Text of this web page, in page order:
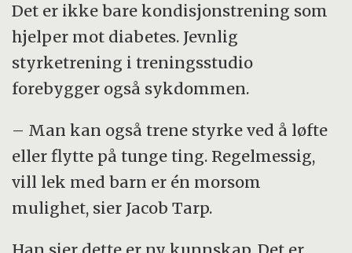
Det er ikke bare kondisjonstrening som
hjelper mot diabetes. Jevnlig
styrketrening i treningsstudio
forebygger også sykdommen.
– Man kan også trene styrke ved å løfte
eller flytte på tunge ting. Regelmessig,
vill lek med barn er én morsom
mulighet, sier Jacob Tarp.